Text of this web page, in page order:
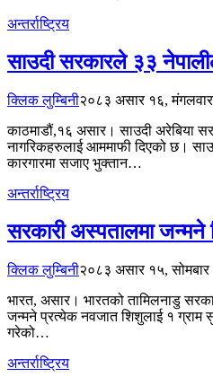
अन्तर्राष्ट्रिय
साउदी सरकारले ३३
क्लिक लुम्बिनी२०८३ असार १६,
काठमाडौं,१६ असार। साउदी अरेबिया
नागरिकहरुलाई आममाफी दिएको छ।
कारगारमा सजाए भुक्तान…
अन्तर्राष्ट्रिय
सरकारी अस्पतालमा
क्लिक लुम्बिनी२०८३ असार १५,
भारत, असार। भारतको तामिलनाडु
जन्मने प्रत्येक नवजात शिशुलाई १ ग्राम
गरेको…
अन्तर्राष्ट्रिय